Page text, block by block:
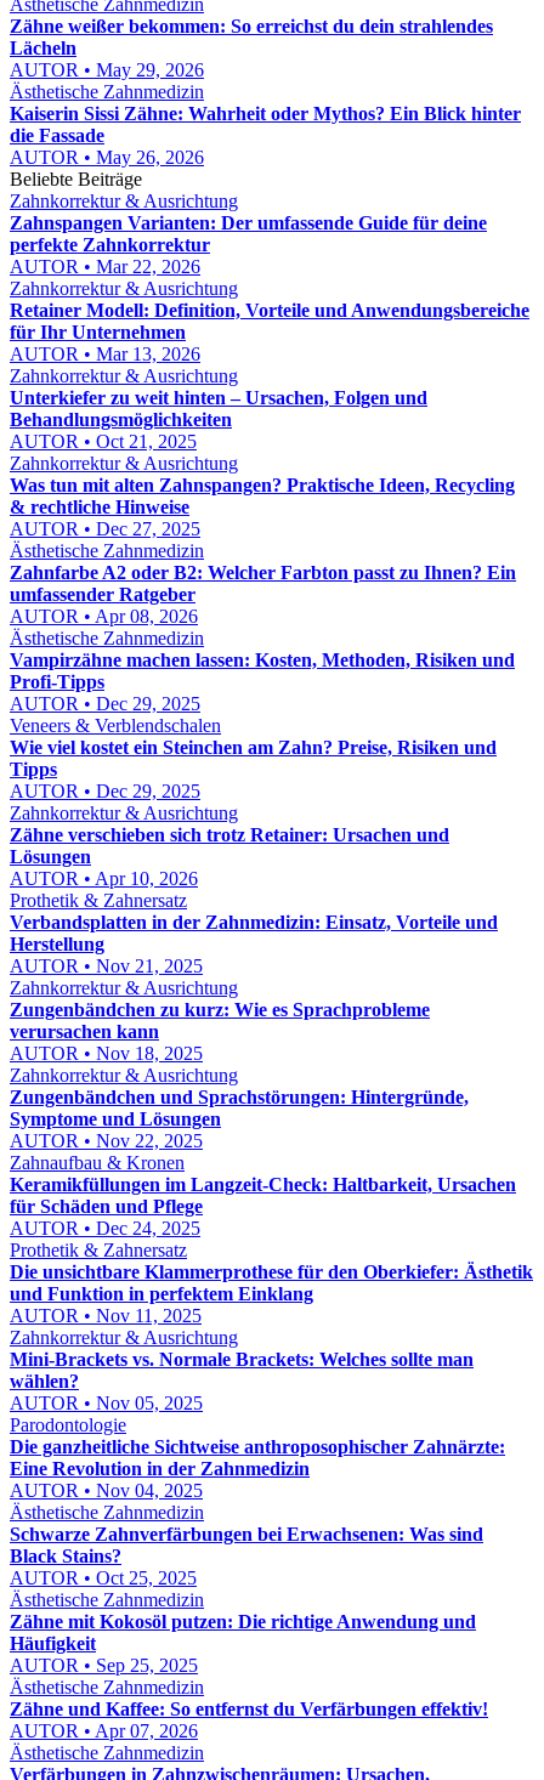
Ästhetische Zahnmedizin
Zähne weißer bekommen: So erreichst du dein strahlendes
Lächeln
AUTOR • May 29, 2026
Ästhetische Zahnmedizin
Kaiserin Sissi Zähne: Wahrheit oder Mythos? Ein Blick hinter
die Fassade
AUTOR • May 26, 2026
Beliebte Beiträge
Zahnkorrektur & Ausrichtung
Zahnspangen Varianten: Der umfassende Guide für deine
perfekte Zahnkorrektur
AUTOR • Mar 22, 2026
Zahnkorrektur & Ausrichtung
Retainer Modell: Definition, Vorteile und Anwendungsbereiche
für Ihr Unternehmen
AUTOR • Mar 13, 2026
Zahnkorrektur & Ausrichtung
Unterkiefer zu weit hinten – Ursachen, Folgen und
Behandlungsmöglichkeiten
AUTOR • Oct 21, 2025
Zahnkorrektur & Ausrichtung
Was tun mit alten Zahnspangen? Praktische Ideen, Recycling
& rechtliche Hinweise
AUTOR • Dec 27, 2025
Ästhetische Zahnmedizin
Zahnfarbe A2 oder B2: Welcher Farbton passt zu Ihnen? Ein
umfassender Ratgeber
AUTOR • Apr 08, 2026
Ästhetische Zahnmedizin
Vampirzähne machen lassen: Kosten, Methoden, Risiken und
Profi-Tipps
AUTOR • Dec 29, 2025
Veneers & Verblendschalen
Wie viel kostet ein Steinchen am Zahn? Preise, Risiken und
Tipps
AUTOR • Dec 29, 2025
Zahnkorrektur & Ausrichtung
Zähne verschieben sich trotz Retainer: Ursachen und
Lösungen
AUTOR • Apr 10, 2026
Prothetik & Zahnersatz
Verbandsplatten in der Zahnmedizin: Einsatz, Vorteile und
Herstellung
AUTOR • Nov 21, 2025
Zahnkorrektur & Ausrichtung
Zungenbändchen zu kurz: Wie es Sprachprobleme
verursachen kann
AUTOR • Nov 18, 2025
Zahnkorrektur & Ausrichtung
Zungenbändchen und Sprachstörungen: Hintergründe,
Symptome und Lösungen
AUTOR • Nov 22, 2025
Zahnaufbau & Kronen
Keramikfüllungen im Langzeit-Check: Haltbarkeit, Ursachen
für Schäden und Pflege
AUTOR • Dec 24, 2025
Prothetik & Zahnersatz
Die unsichtbare Klammerprothese für den Oberkiefer: Ästhetik
und Funktion in perfektem Einklang
AUTOR • Nov 11, 2025
Zahnkorrektur & Ausrichtung
Mini-Brackets vs. Normale Brackets: Welches sollte man
wählen?
AUTOR • Nov 05, 2025
Parodontologie
Die ganzheitliche Sichtweise anthroposophischer Zahnärzte:
Eine Revolution in der Zahnmedizin
AUTOR • Nov 04, 2025
Ästhetische Zahnmedizin
Schwarze Zahnverfärbungen bei Erwachsenen: Was sind
Black Stains?
AUTOR • Oct 25, 2025
Ästhetische Zahnmedizin
Zähne mit Kokosöl putzen: Die richtige Anwendung und
Häufigkeit
AUTOR • Sep 25, 2025
Ästhetische Zahnmedizin
Zähne und Kaffee: So entfernst du Verfärbungen effektiv!
AUTOR • Apr 07, 2026
Ästhetische Zahnmedizin
Verfärbungen in Zahnzwischenräumen: Ursachen,